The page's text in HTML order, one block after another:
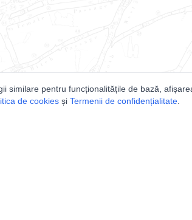
similare pentru funcționalitățile de bază,
de cookies și Termenii de confidențialitate